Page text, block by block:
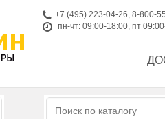
+7 (495) 223-04-26, 8-800-
пн-чт: 09:00-18:00, пт